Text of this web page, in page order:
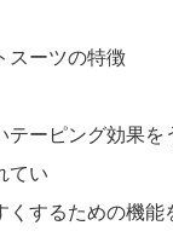
ーピング効果
てい
するための機能